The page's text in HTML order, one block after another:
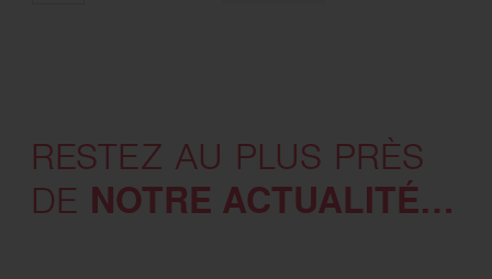
RESTEZ AU PLUS PRÈS
DE NOTRE ACTUALITÉ…